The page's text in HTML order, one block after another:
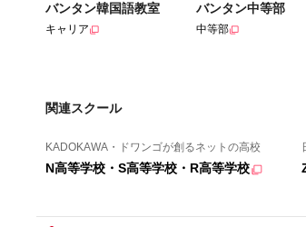
バンタン韓国語教室
キャリア
バンタン中等部
中等部
関連スクール
KADOKAWA・ドワンゴが創るネットの高校
N高等学校・S高等学校・R高等学校